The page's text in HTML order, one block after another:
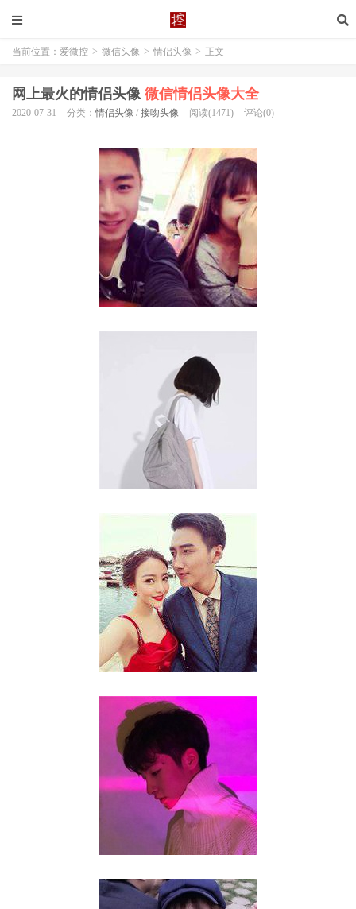
当前位置： 爱微控 > 微信头像 > 情侣头像 > 正文
网上最火的情侣头像 微信情侣头像大全
2020-07-31 分类： 情侣头像 / 接吻头像 阅读(1471) 评论(0)